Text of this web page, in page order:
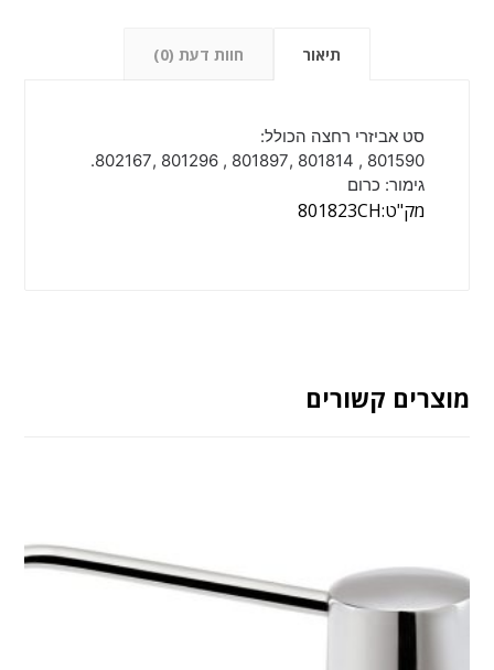
תיאור חוות דעת (0)
סט אביזרי רחצה הכולל:
801590 , 801814 ,801897 , 801296 ,802167.
גימור: כרום
מק"ט:801823CH
מוצרים קשורים